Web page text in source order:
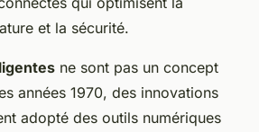
et la sécurité.
ne sont pas un concept
années 1970, des innovations
adopté des outils numériques